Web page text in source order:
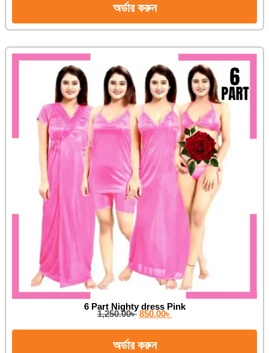
অর্ডার করুন
6 Part Nighty dress Pink
1,250.00৳ 850.00৳
অর্ডার করুন